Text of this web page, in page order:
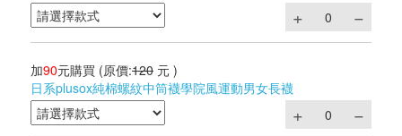
加90元購買 (原價:120 元 )
日系plusox純棉螺紋中筒襪學院風運動男女長襪